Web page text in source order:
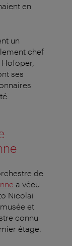
en
un
chef
ses
de
a vécu
Nicolai
et
connu
étage.